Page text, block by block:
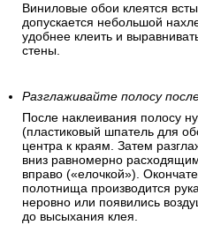
Виниловые обои клеятся
допускается небольшой
удобнее клеить и
стены.
Разглаживайте полосу
После наклеивания полосу
(пластиковый шпатель для
центра к краям. Затем
вниз равномерно
вправо («елочкой»).
полотнища производится
неровно или появились
до высыхания клея.